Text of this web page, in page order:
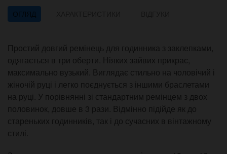
ОГЛЯД
Простий довгий ремінець для годинника з заклепками,
одягається в три оберти. Ніяких зайвих прикрас,
максимально вузький. Виглядає стильно на чоловічий і
жіночій руці і легко поєднується з іншими браслетами
на руці. У порівнянні зі стандартним ремінцем з двох
половинок, довше в 3 рази. Відмінно підійде як до
стареньких годинників, так і до сучасних в вінтажному
стилі.